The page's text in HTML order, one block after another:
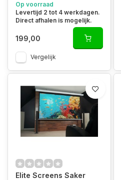
Op voorraad
Levertijd 2 tot 4 werkdagen.
Direct afhalen is mogelijk.
199,00
Vergelijk
Elite Screens Saker